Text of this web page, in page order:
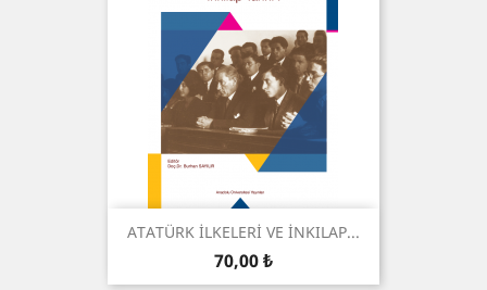
ATATÜRK İLKELERİ VE İNKILAP...
Preis
70,00 ₺